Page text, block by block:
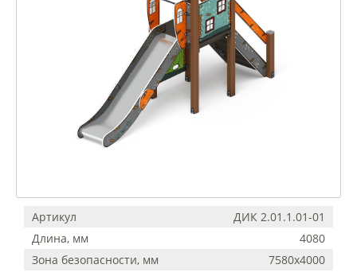
Артикул
ДИК 2.01.1.01-01
Длина, мм
4080
Зона безопасности, мм
7580х4000